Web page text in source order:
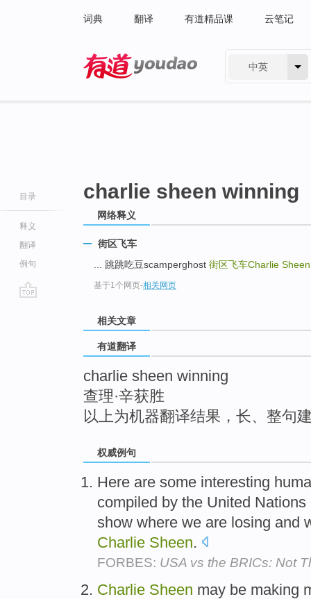
词典 翻译 有道精品课 云笔记
中英
目录
释义
翻译
例句
charlie sheen winning
网络释义
街区飞车
... 跳跳吃豆scamperghost 街区飞车Charlie
基于1个网页-相关网页
相关文章
有道翻译
charlie sheen winning
查理·辛获胜
以上为机器翻译结果，长、整句
权威例句
Here are some interesting
compiled by the United
show where we are losing and
Charlie Sheen.
FORBES: USA vs the BRICs: Not
Charlie Sheen may be making